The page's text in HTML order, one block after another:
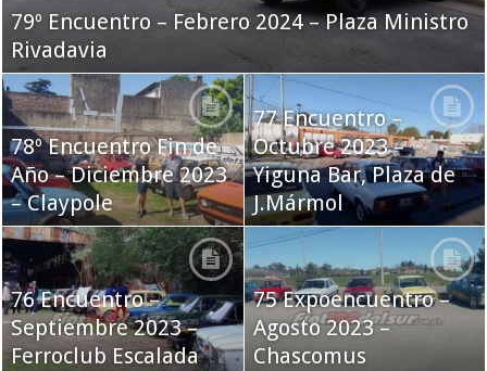
79º Encuentro – Febrero 2024 – Plaza Ministro
Rivadavia
78º Encuentro Fin de
Año – Diciembre 2023
– Claypole
77 Encuentro –
Octubre 2023 –
Yiguna Bar, Plaza de
J.Mármol
76 Encuentro –
Septiembre 2023 –
Ferroclub Escalada
75 Expoencuentro –
Agosto 2023 –
Chascomus